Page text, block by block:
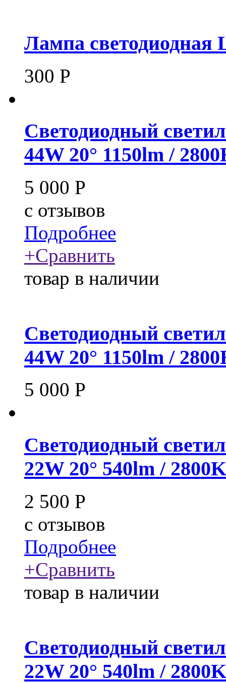
Лампа светодиодная
300 Р
Светодиодный
44W 20° 1150lm /
5 000 Р
c отзывов
Подробнее
+Сравнить
товар в наличии
Светодиодный
44W 20° 1150lm /
5 000 Р
Светодиодный
22W 20° 540lm /
2 500 Р
c отзывов
Подробнее
+Сравнить
товар в наличии
Светодиодный
22W 20° 540lm /